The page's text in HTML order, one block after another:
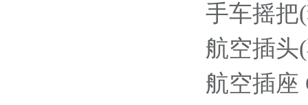
手车摇把
航空插头
航空插座